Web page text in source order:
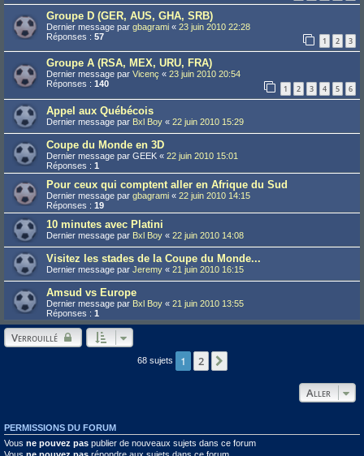
Groupe D (GER, AUS, GHA, SRB)
Dernier message par gbagrami « 23 juin 2010 22:28
Réponses : 57 1 2 3
Groupe A (RSA, MEX, URU, FRA)
Dernier message par Vicenç « 23 juin 2010 20:54
Réponses : 140 1 2 3 4 5 6
Appel aux Québécois
Dernier message par Bxl Boy « 22 juin 2010 15:29
Coupe du Monde en 3D
Dernier message par GEEK « 22 juin 2010 15:01
Réponses : 1
Pour ceux qui comptent aller en Afrique du Sud
Dernier message par gbagrami « 22 juin 2010 14:15
Réponses : 19
10 minutes avec Platini
Dernier message par Bxl Boy « 22 juin 2010 14:08
Visitez les stades de la Coupe du Monde...
Dernier message par Jeremy « 21 juin 2010 16:15
Amsud vs Europe
Dernier message par Bxl Boy « 21 juin 2010 13:55
Réponses : 1
Verrouillé
68 sujets 1 2
Aller
PERMISSIONS DU FORUM
Vous ne pouvez pas publier de nouveaux sujets dans ce forum